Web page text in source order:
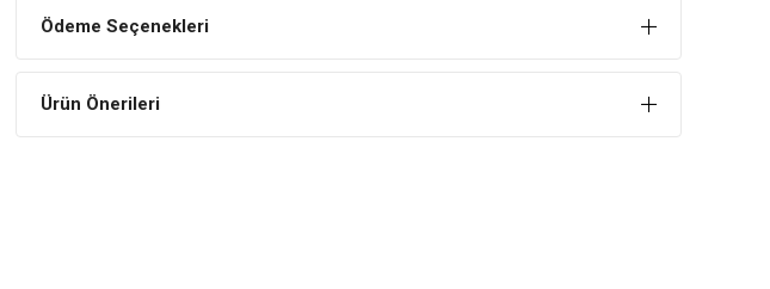
Kedilerin keyifli tüketimine uygun olan özel formülü, leziz içeriği ile kedilerin
damak tadına hitap eder.
Ödeme Seçenekleri
Ürün Önerileri